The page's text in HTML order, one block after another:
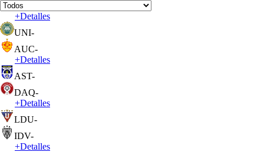
+Detalles
UNI-
AUC-
+Detalles
AST-
DAQ-
+Detalles
LDU-
IDV-
+Detalles